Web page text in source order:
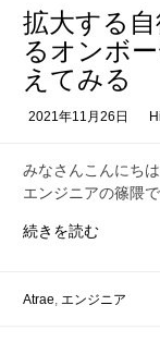
持
つ
こ
の
要
性
拡大する
るオンボ
えてみる
2021年11月26日
みなさんこんにち
エンジニアの篠隈
続きを読む拡
る
Atrae, エンジニア